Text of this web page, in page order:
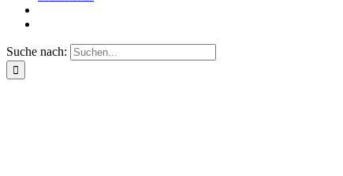
Suche nach: